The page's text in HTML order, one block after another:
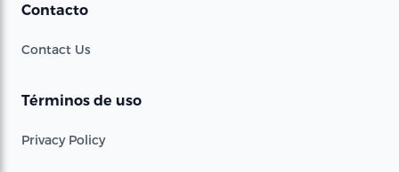
Contacto
Contact Us
Términos de uso
Privacy Policy